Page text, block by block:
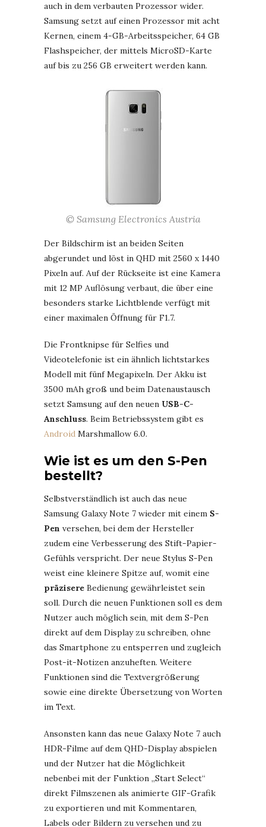
auch in dem verbauten Prozessor wider.
Samsung setzt auf einen Prozessor mit acht
Kernen, einem 4-GB-Arbeitsspeicher, 64 GB
Flashspeicher, der mittels MicroSD-Karte
auf bis zu 256 GB erweitert werden kann.
© Samsung Electronics Austria
Der Bildschirm ist an beiden Seiten
abgerundet und löst in QHD mit 2560 x 1440
Pixeln auf. Auf der Rückseite ist eine Kamera
mit 12 MP Auflösung verbaut, die über eine
besonders starke Lichtblende verfügt mit
einer maximalen Öffnung für F1.7.
Die Frontknipse für Selfies und
Videotelefonie ist ein ähnlich lichtstarkes
Modell mit fünf Megapixeln. Der Akku ist
3500 mAh groß und beim Datenaustausch
setzt Samsung auf den neuen USB-C-
Anschluss. Beim Betriebssystem gibt es
Android Marshmallow 6.0.
Wie ist es um den S-Pen
bestellt?
Selbstverständlich ist auch das neue
Samsung Galaxy Note 7 wieder mit einem S-
Pen versehen, bei dem der Hersteller
zudem eine Verbesserung des Stift-Papier-
Gefühls verspricht. Der neue Stylus S-Pen
weist eine kleinere Spitze auf, womit eine
präzisere Bedienung gewährleistet sein
soll. Durch die neuen Funktionen soll es dem
Nutzer auch möglich sein, mit dem S-Pen
direkt auf dem Display zu schreiben, ohne
das Smartphone zu entsperren und zugleich
Post-it-Notizen anzuheften. Weitere
Funktionen sind die Textvergrößerung
sowie eine direkte Übersetzung von Worten
im Text.
Ansonsten kann das neue Galaxy Note 7 auch
HDR-Filme auf dem QHD-Display abspielen
und der Nutzer hat die Möglichkeit
nebenbei mit der Funktion „Start Select“
direkt Filmszenen als animierte GIF-Grafik
zu exportieren und mit Kommentaren,
Labels oder Bildern zu versehen und zu